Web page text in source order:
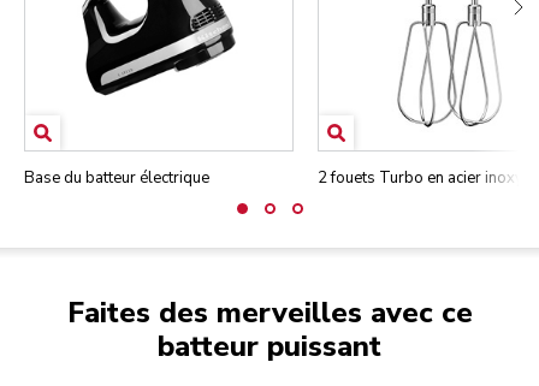
Base du batteur électrique 2 fouets Turbo en acier
Faites des merveilles avec ce
batteur puissant